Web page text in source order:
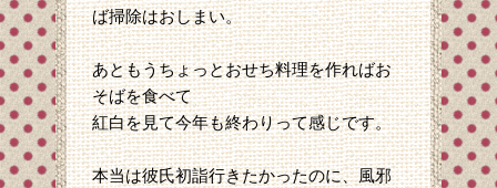
ば掃除はおしまい。
あともうちょっとおせち料理を作ればお
そばを食べて
紅白を見て今年も終わりって感じです。
本当は彼氏初詣行きたかったのに、風邪